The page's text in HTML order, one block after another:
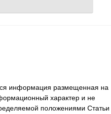
информация размещенная на
характер и не
положениями Статьи